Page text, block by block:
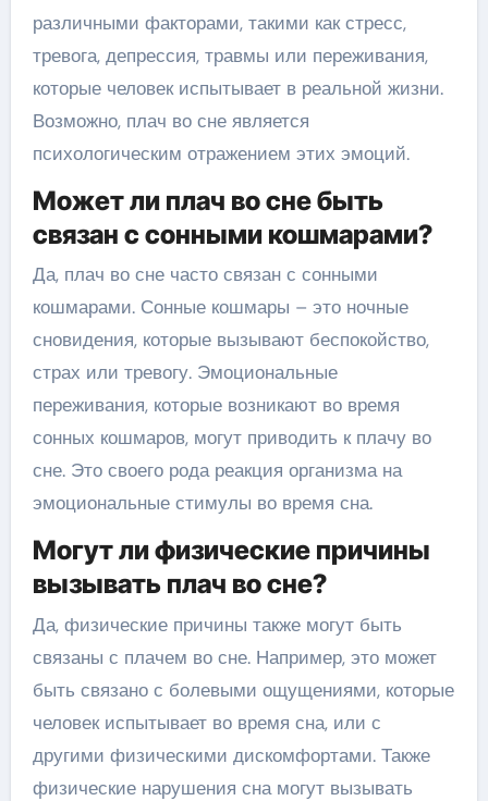
различными факторами, такими как стресс,
тревога, депрессия, травмы или переживания,
которые человек испытывает в реальной жизни.
Возможно, плач во сне является
психологическим отражением этих эмоций.
Может ли плач во сне быть
связан с сонными кошмарами?
Да, плач во сне часто связан с сонными
кошмарами. Сонные кошмары – это ночные
сновидения, которые вызывают беспокойство,
страх или тревогу. Эмоциональные
переживания, которые возникают во время
сонных кошмаров, могут приводить к плачу во
сне. Это своего рода реакция организма на
эмоциональные стимулы во время сна.
Могут ли физические причины
вызывать плач во сне?
Да, физические причины также могут быть
связаны с плачем во сне. Например, это может
быть связано с болевыми ощущениями, которые
человек испытывает во время сна, или с
другими физическими дискомфортами. Также
физические нарушения сна могут вызывать